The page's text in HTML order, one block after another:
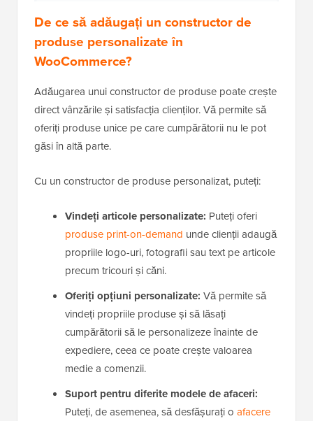
De ce să adăugați un constructor de
produse personalizate în
WooCommerce?
Adăugarea unui constructor de produse poate crește
direct vânzările și satisfacția clienților. Vă permite să
oferiți produse unice pe care cumpărătorii nu le pot
găsi în altă parte.
Cu un constructor de produse personalizat, puteți:
Vindeți articole personalizate: Puteți oferi
produse print-on-demand unde clienții adaugă
propriile logo-uri, fotografii sau text pe articole
precum tricouri și căni.
Oferiți opțiuni personalizate: Vă permite să
vindeți propriile produse și să lăsați
cumpărătorii să le personalizeze înainte de
expediere, ceea ce poate crește valoarea
medie a comenzii.
Suport pentru diferite modele de afaceri:
Puteți, de asemenea, să desfășurați o afacere